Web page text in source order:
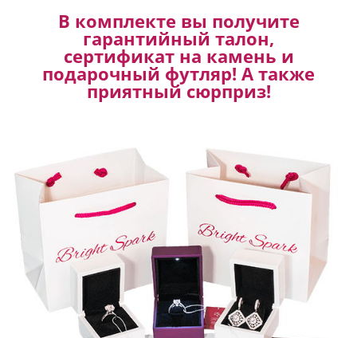
В комплекте вы получите
гарантийный талон,
сертификат на камень и
подарочный футляр! А также
приятный сюрприз!